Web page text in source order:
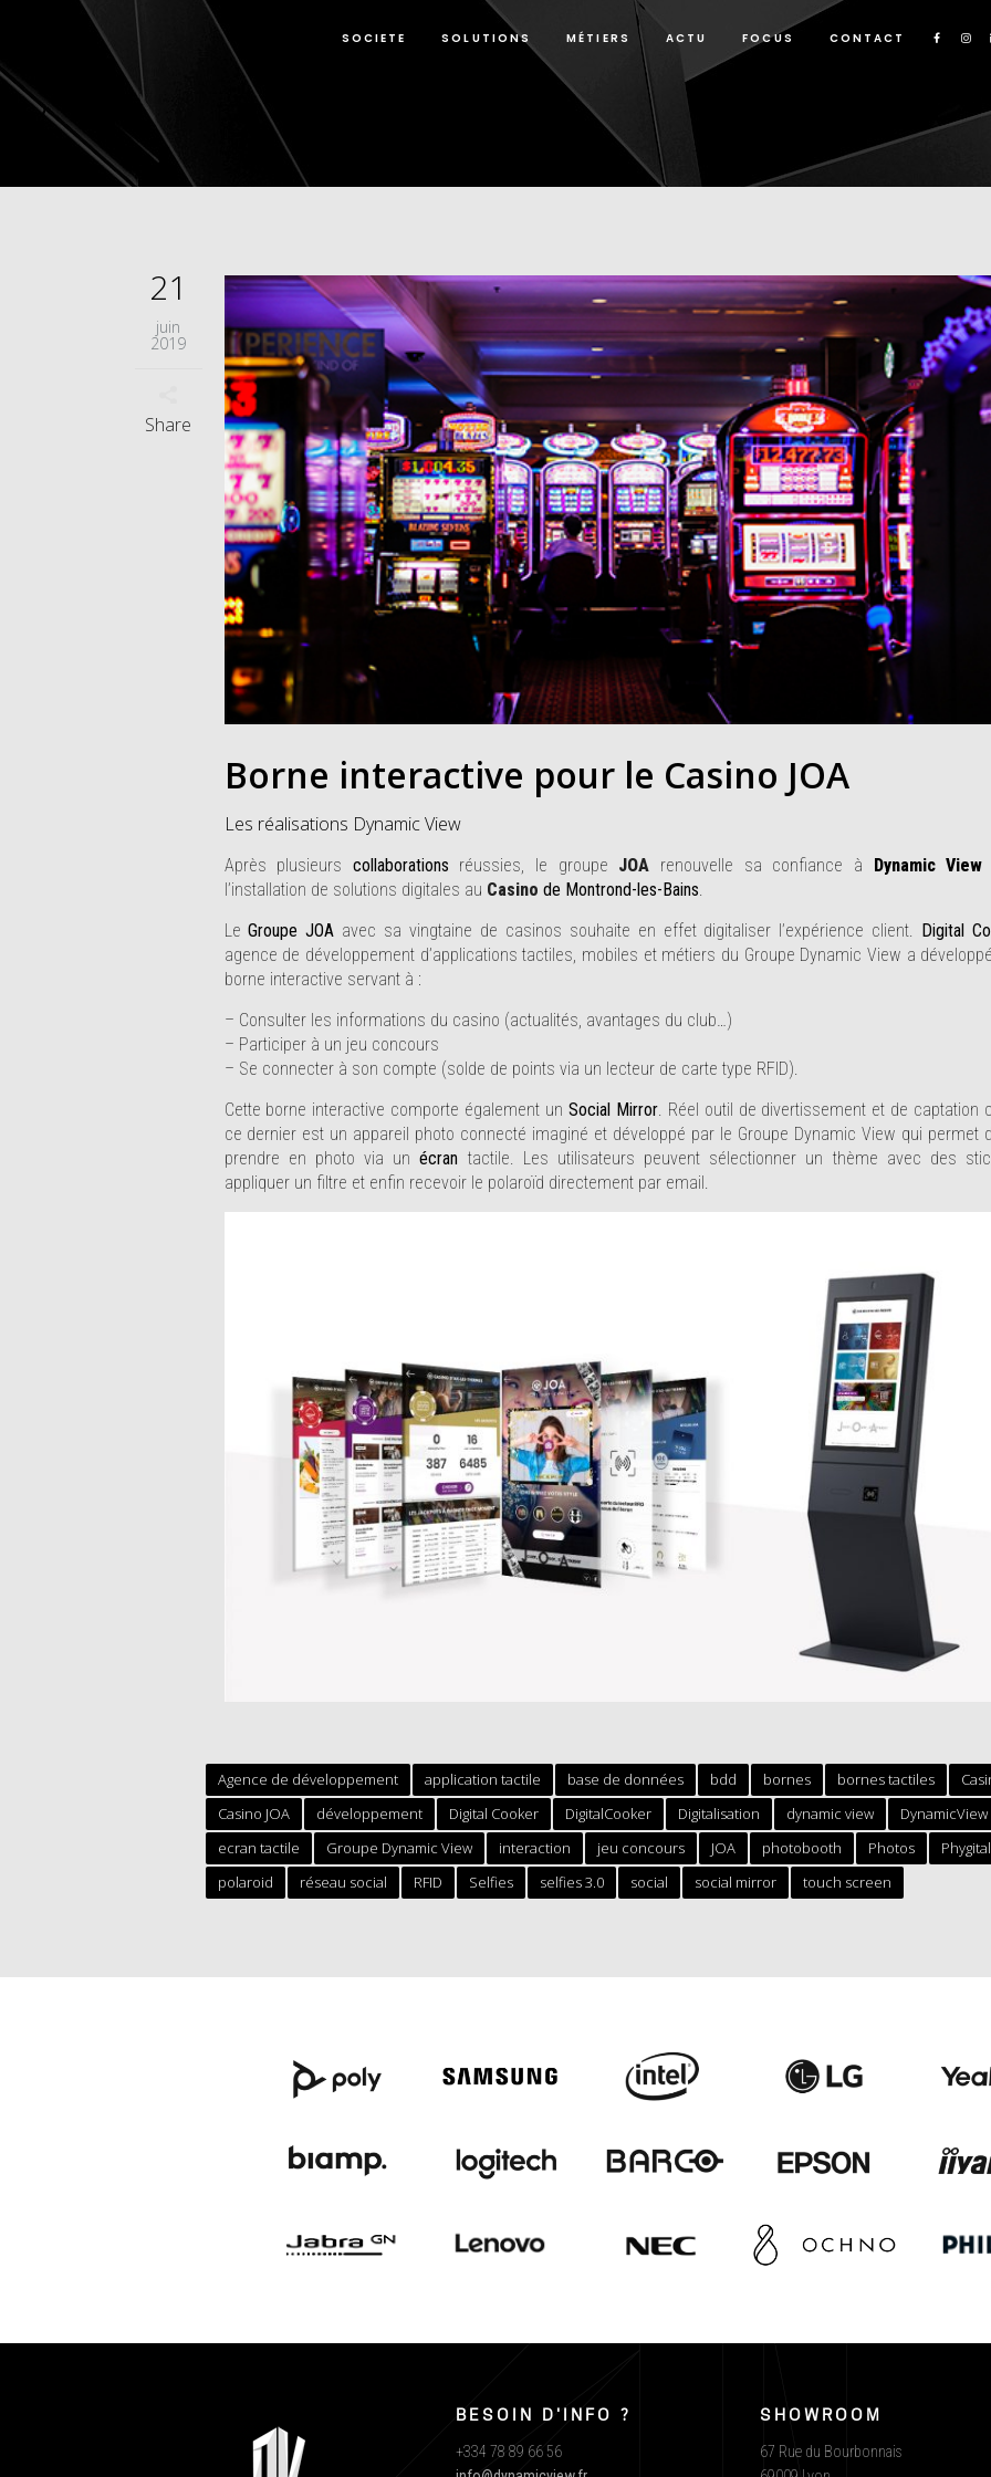
SOCIETE SOLUTIONS MÉTIERS ACTU FOCUS CONTACT
21
juin
2019
Share
Borne interactive pour le Casino JOA
Les réalisations Dynamic View
Après plusieurs collaborations réussies, le groupe JOA renouvelle sa confiance à Dynamic View
l’installation de solutions digitales au Casino de Montrond-les-Bains
LeGroupe JOA avec sa vingtaine de casinos souhaite en effet digitaliser l’expérience client. Digital
agence de développement d’applications tactiles, mobiles et métiers du Groupe Dynamic View a
borne interactive servant à :
– Consulter les informations du casino (actualités, avantages du club…)
– Participer à un jeu concours
– Se connecter à son compte (solde de points via un lecteur de carte type RFID).
Cette borne interactive comporte également un Social Mirror. Réel outil de divertissement et de captation
ce dernier est un appareil photo connecté imaginé et développé par le Groupe Dynamic View qui permet
prendre en photo via unécran tactile. Les utilisateurs peuvent sélectionner un thème avec des
appliquer un filtre et enfin recevoir le polaroïd directement par email.
Agence de développement application tactile base de données bdd bornes bornes tactiles
Casino JOA
développement Digital Cooker DigitalCooker Digitalisation dynamic view
DynamicView
ecran tactile
Groupe Dynamic View interaction jeu concours JOA photobooth Photos Phygital
polaroid
réseau social RFID Selfies selfies 3.0 social social mirror touch screen
BESOIN D'INFO ?
+334 78 89 66 56
SHOWROOM
67 Rue du Bourbonnais